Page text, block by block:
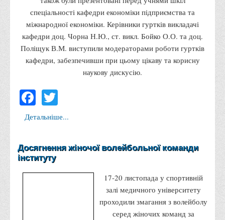
стипендій"
Порядок розрахунків за договорами
Положення про порядок розрахунків за договорами про
навчання(підготовку) громадян України
Порядок надання освітніх платних послуг
Перелік платних освітніх та інших послуг
Путівник першокурсника
Етичний кодекс здобувача вищої освіти
власності
спеціальності кафедри економіки підприємства та
міжнародної економіки. Керівники гуртків викладачі
кафедри доц. Чорна Н.Ю., ст. викл. Бойко О.О. та доц.
Поліщук В.М. виступили модераторами роботи гуртків
кафедри, забезпечивши при цьому цікаву та корисну
наукову дискусію.
Facebook
Детальніше...
Досягнення жіночої волейбольної команди
інституту
17-20 листопада у спортивній
залі медичного університету
проходили змагання з волейболу
серед жіночих команд за